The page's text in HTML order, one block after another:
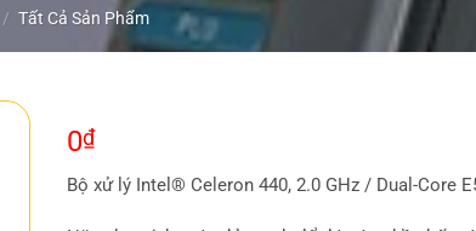
/ Tất Cả Sản Phẩm
0₫
Bộ xử lý Intel® Celeron 440, 2.0 GHz / Dual-Core